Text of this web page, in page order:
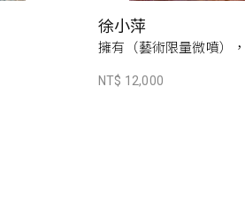
徐小萍
擁有（藝術限量微噴）
NT$ 12,000